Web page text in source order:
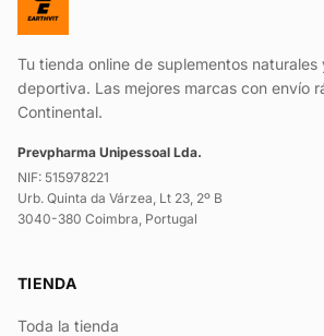
Tu tienda online de suplementos naturales
deportiva. Las mejores marcas con envío
Continental.
Prevpharma Unipessoal Lda.
NIF: 515978221
Urb. Quinta da Várzea, Lt 23, 2º B
3040-380 Coimbra, Portugal
TIENDA
Toda la tienda